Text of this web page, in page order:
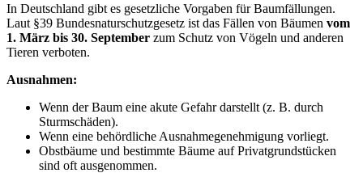
In Deutschland gibt es gesetzliche Vorgaben für Baumfällungen.
Laut §39 Bundesnaturschutzgesetz ist das Fällen von Bäumen vom
1. März bis 30. September zum Schutz von Vögeln und anderen
Tieren verboten.
Ausnahmen:
Wenn der Baum eine akute Gefahr darstellt (z. B. durch
Sturmschäden).
Wenn eine behördliche Ausnahmegenehmigung vorliegt.
Obstbäume und bestimmte Bäume auf Privatgrundstücken
sind oft ausgenommen.